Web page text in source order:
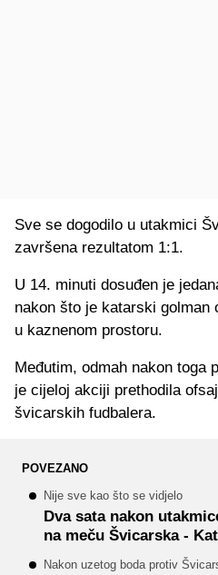
Sve se dogodilo u utakmici
završena rezultatom 1:1.
U 14. minuti dosuđen je
nakon što je katarski golman
u kaznenom prostoru.
Međutim, odmah nakon toga
je cijeloj akciji prethodila
švicarskih fudbalera.
POVEZANO
Nije sve kao što se vidjelo
Dva sata nakon
na meču Švicarska -
Nakon uzetog boda protiv